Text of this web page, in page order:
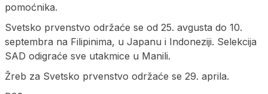
pomoćnika.
Svetsko prvenstvo održaće se od 25. avgusta do 10.
septembra na Filipinima, u Japanu i Indoneziji. Selekcija
SAD odigraće sve utakmice u Manili.
Žreb za Svetsko prvenstvo održaće se 29. aprila.